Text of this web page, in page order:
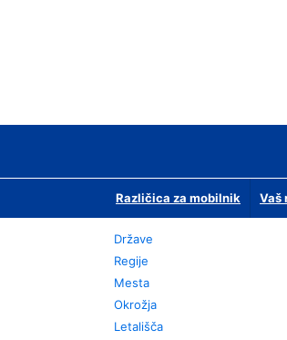
Različica za mobilnik Vaš
Države
Regije
Mesta
Okrožja
Letališča